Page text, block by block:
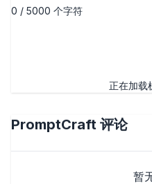
0 / 5000 个字符
正在加载
PromptCraft 评论
暂